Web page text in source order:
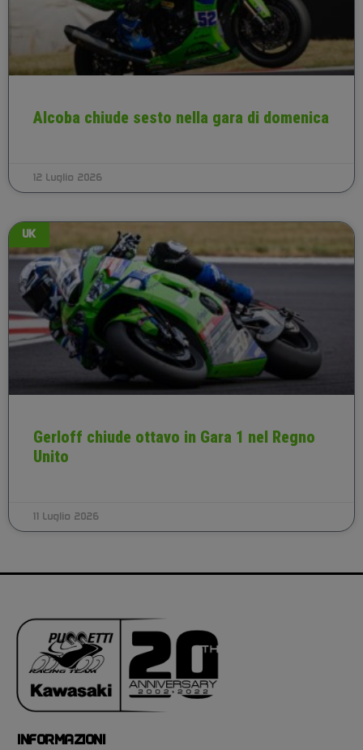
Alcoba chiude sesto nella gara di domenica
12 Luglio 2026
UK
Gerloff chiude ottavo in Gara 1 nel Regno
Unito
11 Luglio 2026
INFORMAZIONI